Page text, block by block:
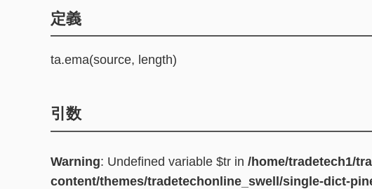
定義
ta.ema(source, length)
引数
Warning: Undefined variable $tr in /home/tradetech1/
content/themes/tradetechonline_swell/single-dict-